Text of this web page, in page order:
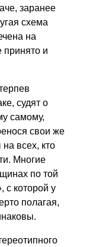
заранее
схема
на
принято и
судят о
самому,
свои же
всех, кто
Многие
по той
с которой у
полагая,